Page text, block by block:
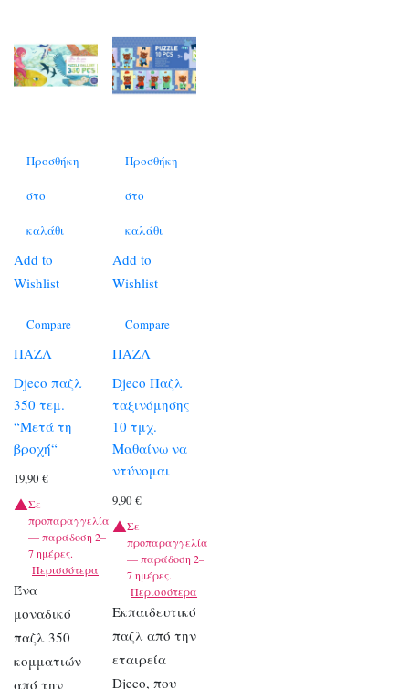
Προσθήκη
στο
καλάθι
Add to
Wishlist
Compare
ΠΑΖΛ
Djeco παζλ
350 τεμ.
“Μετά τη
βροχή“
19,90 €
Σε
προπαραγγελία
— παράδοση 2–
7 ημέρες.
Περισσότερα
Ένα
μοναδικό
παζλ 350
κομματιών
από την
Προσθήκη
στο
καλάθι
Add to
Wishlist
Compare
ΠΑΖΛ
Djeco Παζλ
ταξινόμησης
10 τμχ.
Μαθαίνω να
ντύνομαι
9,90€
Σε
προπαραγγελία
— παράδοση 2–
7 ημέρες.
Περισσότερα
Εκπαιδευτικό
παζλ από την
εταιρεία
Djeco, που